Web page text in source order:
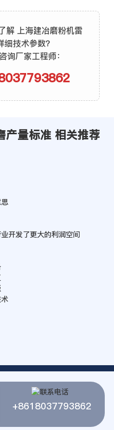
解 上海建冶磨粉机雷
技术参数？
询厂家工程师：
产量标准 相关推荐
开发了更大的利润空间
+8618037793862